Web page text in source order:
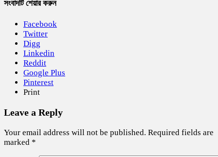
সংবাদটি শেয়ার করুন
Facebook
Twitter
Digg
Linkedin
Reddit
Google Plus
Pinterest
Print
Leave a Reply
Your email address will not be published. Required fields are
marked *